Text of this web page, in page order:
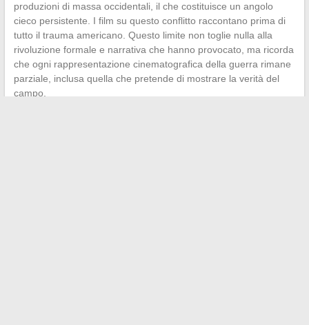
produzioni di massa occidentali, il che costituisce un angolo
cieco persistente. I film su questo conflitto raccontano prima di
tutto il trauma americano. Questo limite non toglie nulla alla
rivoluzione formale e narrativa che hanno provocato, ma ricorda
che ogni rappresentazione cinematografica della guerra rimane
parziale, inclusa quella che pretende di mostrare la verità del
campo.